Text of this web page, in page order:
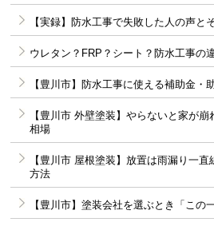
【実録】防水工事で失敗した人の声と
ウレタン？FRP？シート？防水工事の
【豊川市】防水工事に使える補助金・
【豊川市 外壁塗装】やらないと家が
相場
【豊川市 屋根塗装】放置は雨漏り一
方法
【豊川市】塗装会社を選ぶとき「この